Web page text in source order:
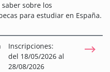
sobre los
para estudiar en España.
Inscripciones:
del 18/05/2026 al
28/08/2026